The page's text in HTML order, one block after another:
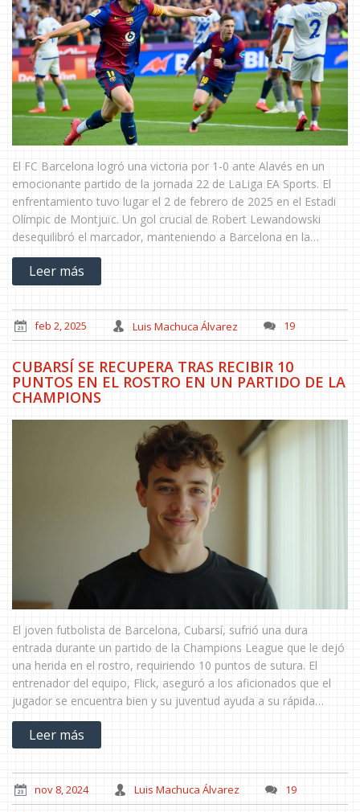
El FC Barcelona logró una victoria por 1-0 ante Alavés en un
emocionante partido de la jornada 22 de LaLiga EA Sports. El
enfrentamiento tuvo lugar el 2 de febrero de 2025 en el Estadi
Olímpic de Montjuïc. Un gol crucial de Robert Lewandowski
desequilibró el marcador, manteniendo a Barcelona en la
carrera por el título y dejando a Alavés en la zona de descenso.
Leer más
feb 2, 2025 Luis Machuca Álvarez 19
CUBARSÍ SE RECUPERA TRAS RECIBIR 10
PUNTOS EN EL ROSTRO EN UN PARTIDO DE LA
CHAMPIONS
El joven futbolista de Barcelona, Cubarsí, sufrió una dura
entrada durante un partido de la Champions League que le dejó
una herida en el rostro, requiriendo 10 puntos de sutura. El
entrenador del equipo, Flick, aseguró a los aficionados que el
jugador se encuentra bien y su juventud ayuda a su rápida
recuperación. Los detalles del incidente no fueron especificados,
pero la situación no es tan grave como se temía.
Leer más
nov 8, 2024 Luis Machuca Álvarez 19